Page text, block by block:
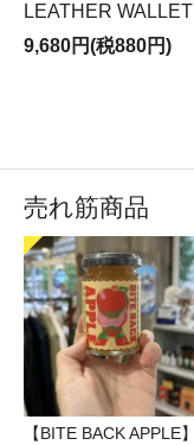
LEATHER WALLET
9,680円(税880円)
売れ筋商品
【BITE BACK APPLE】